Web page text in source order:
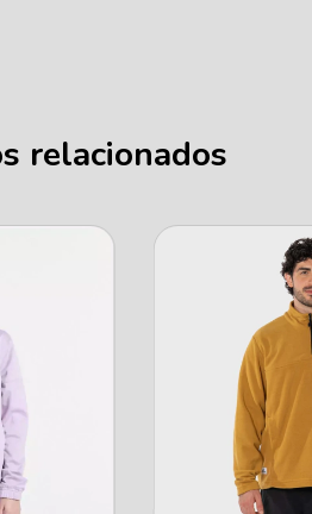
relacionados